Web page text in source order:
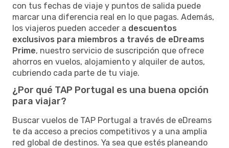
con tus fechas de viaje y puntos de salida puede
marcar una diferencia real en lo que pagas. Además,
los viajeros pueden acceder a descuentos
exclusivos para miembros a través de eDreams
Prime, nuestro servicio de suscripción que ofrece
ahorros en vuelos, alojamiento y alquiler de autos,
cubriendo cada parte de tu viaje.
¿Por qué TAP Portugal es una buena opción
para viajar?
Buscar vuelos de TAP Portugal a través de eDreams
te da acceso a precios competitivos y a una amplia
red global de destinos. Ya sea que estés planeando